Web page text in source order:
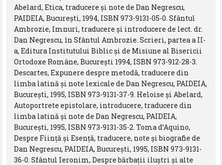
Abelard, Etica, traducere şi note de Dan Negrescu,
PAIDEIA, Bucureşti, 1994, ISBN 973-9131-05-0. Sfântul
Ambrozie, Imnuri, traducere şi introducere de lect. dr.
Dan Negrescu, în Sfântul Ambrozie. Scrieri, partea a II-
a, Editura Institutului Biblic şi de Misiune al Bisericii
Ortodoxe Române, Bucureşti 1994, ISBN 973-912-28-3.
Descartes, Expunere despre metodă, traducere din
limba latină şi note lexicale de Dan Negrescu, PAIDEIA,
Bucureşti, 1995, ISBN 973-9131-37-9. Heloise şi Abelard,
Autoportrete epistolare, introducere, traducere din
limba latină şi note de Dan Negrescu, PAIDEIA,
Bucureşti, 1995, ISBN 973-9131-35-2. Toma d’Aquino,
Despre Fiinţă şi Esenţă, traducere, note şi biografie de
Dan Negrescu, PAIDEIA, Bucureşti, 1995, ISBN 973-9131-
36-0. Sfântul Ieronim, Despre bărbaţii iluştri şi alte